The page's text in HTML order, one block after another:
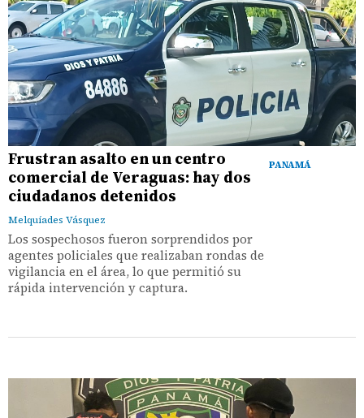
PANAMÁ
Frustran asalto en un centro
comercial de Veraguas: hay dos
ciudadanos detenidos
Melquíades Vásquez
Los sospechosos fueron sorprendidos por
agentes policiales que realizaban rondas de
vigilancia en el área, lo que permitió su
rápida intervención y captura.